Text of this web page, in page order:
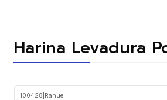
Harina Levadura
100428 Rahue